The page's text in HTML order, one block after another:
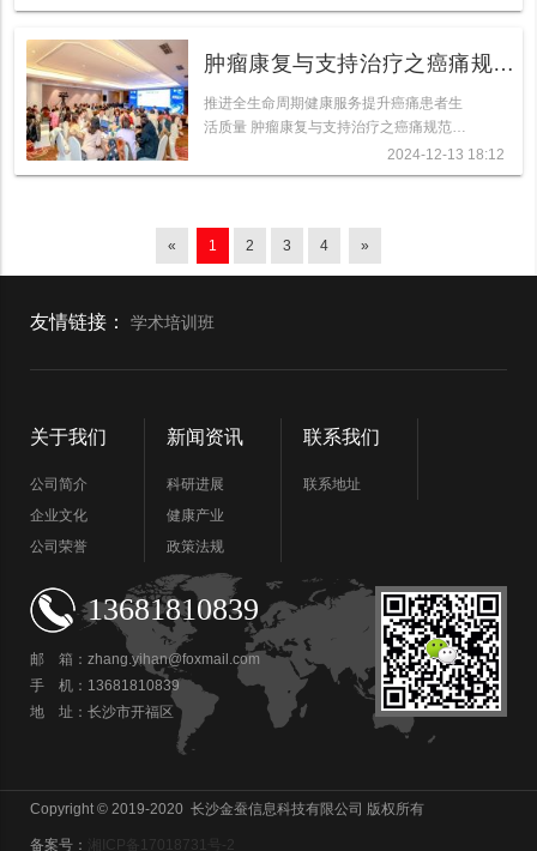
域的重要方向...
肿瘤康复与支持治疗之癌痛规范
化管理研讨会-沈阳站成功召开
推进全生命周期健康服务提升癌痛患者生
活质量 肿瘤康复与支持治疗之癌痛规范化
2024-12-13 18:12
« 1 2 3 4 »
友情链接： 学术培训班
关于我们
公司简介
企业文化
公司荣誉
新闻资讯
科研进展
健康产业
政策法规
联系我们
联系地址
13681810839
邮 箱：zhang.yihan@foxmail.com
手 机：13681810839
地 址：长沙市开福区
Copyright © 2019-2020 长沙金蚕信息科技有限公司 版权所有
备案号： 湘ICP备17018731号-2